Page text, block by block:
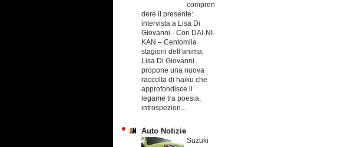
compren
dere il presente:
intervista a Lisa Di
Giovanni - Con DAI-NI-
KAN – Centomila
stagioni dell’anima,
Lisa Di Giovanni
propone una nuova
raccolta di haiku che
approfondisce il
legame tra poesia,
introspezion...
Auto Notizie
Suzuki